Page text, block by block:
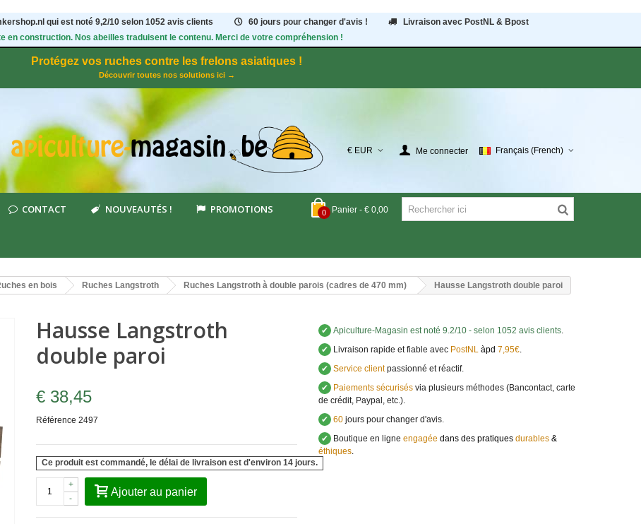
qui est noté 9,2/10 selon 1052avis clients 60 jours pour changer d'avis !
Livraison avec PostNL & Bpost
en construction. Nos abeilles traduisent le contenu. Merci de votre compréhension !
Protégez vos ruches contre les frelons asiatiques !
Découvrir toutes nos solutions ici →
€ EUR Me connecter Français (French)
0 Panier - € 0,00
CONTACT NOUVEAUTÉS ! PROMOTIONS
en bois Ruches Langstroth Ruches Langstroth à double parois (cadres de 470 mm) Hausse Langstroth double paroi
Hausse Langstroth
double paroi
€ 38,45
Référence 2497
Ce produit est commandé, le délai de livraison est d'environ 14 jours.
-
+
Ajouter au panier
✔ Apiculture-Magasin est noté 9.2/10 - selon 1052 avis clients.
✔ Livraison rapide et fiable avecPostNL àpd 7,95€.
✔ Service clientpassionné et réactif.
✔ Paiements sécurisésvia plusieurs méthodes (Bancontact, carte
de crédit, Paypal, etc.).
✔ 60jours pour changer d'avis.
✔ Boutique en ligne engagée dans des pratiques durables&
éthiques.